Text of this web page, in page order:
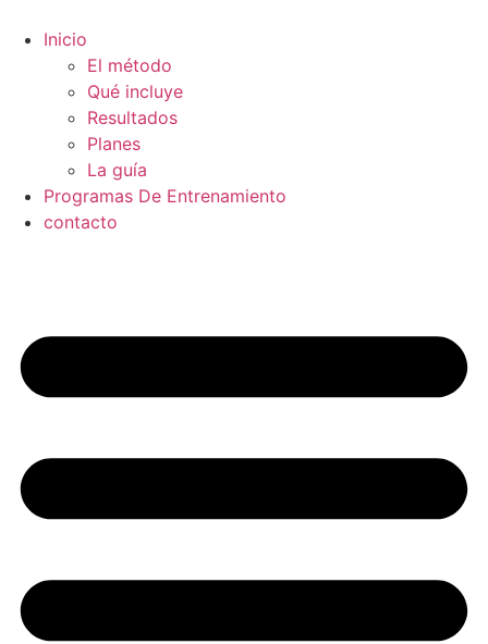
contenido
Inicio
El método
Qué incluye
Resultados
Planes
La guía
Programas De Entrenamiento
contacto